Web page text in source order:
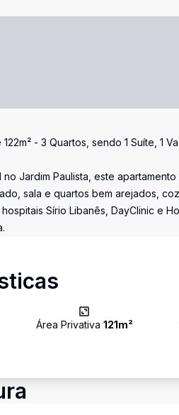
- 3 Quartos, sendo 1 Suíte, 1
Jardim Paulista, este
sala e quartos bem arejados,
Sírio Libanês, DayClinic e
Área Privativa 121m²